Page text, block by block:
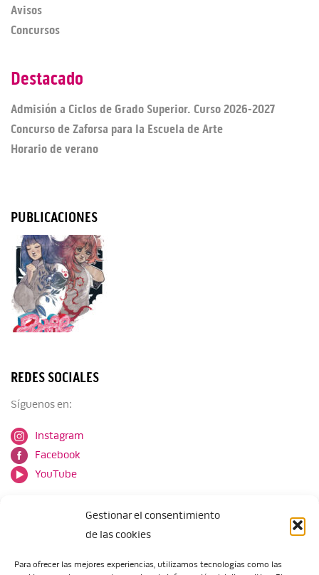
Gestionar el consentimiento
de las cookies
Para ofrecer las mejores experiencias, utilizamos tecnologías como las
Avisos
Concursos
Destacado
Admisión a Ciclos de Grado Superior. Curso 2026-2027
Concurso de Zaforsa para la Escuela de Arte
Horario de verano
PUBLICACIONES
REDES SOCIALES
Síguenos en:
Instagram
Facebook
YouTube